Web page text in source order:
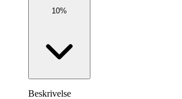
10%
Beskrivelse